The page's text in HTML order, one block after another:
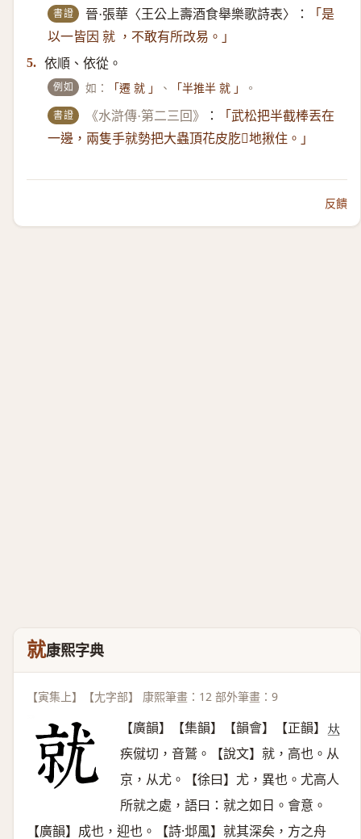
書證 晉·張華〈王公上壽酒食舉樂歌詩表〉：
「是
以一皆因 就 ，不敢有所改易。」
5. 依順、依從。
例如 如： 「遷 就 」 、 「半推半 就 」 。
書證 《水滸傳·第二三回》 ：
「武松把半截棒丟在
一邊，兩隻手就勢把大蟲頂花皮肐𦞂地揪住。」
反饋
就康熙字典
【寅集上】【尢字部】 康熙筆畫：12 部外筆畫：9
【廣韻】【集韻】【韻會】【正韻】 𠀤
疾僦切，音鷲。【說文】就，高也。从
京，从尤。【徐曰】尤，異也。尤高人
所就之處，語曰：就之如日。會意。
【廣韻】成也，迎也。【詩·邶風】就其深矣，方之舟